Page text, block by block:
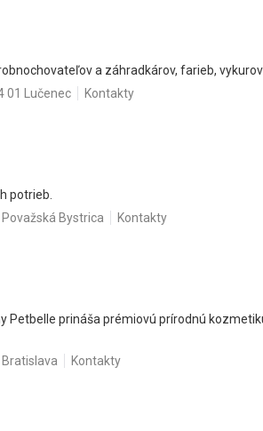
a záhradkárov, farieb,
01 Lučenec Kontakty
potrieb.
Bystrica Kontakty
Petbelle prináša prémiovú prírodnú
Bratislava Kontakty